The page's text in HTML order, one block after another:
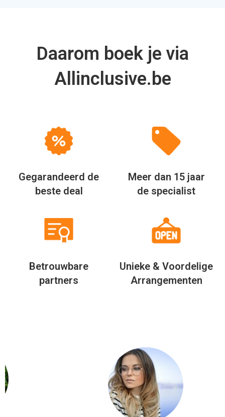
Daarom boek je via
Allinclusive.be
Gegarandeerd de
beste deal
Meer dan 15 jaar
de specialist
Betrouwbare
partners
Unieke & Voordelige
Arrangementen